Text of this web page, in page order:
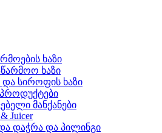
ხაზი
ხაზი
და სიროფის ხაზი
მანქანები
Juicer
დაჭრა და პილინგი